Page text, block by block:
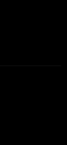
ক্ষোভ